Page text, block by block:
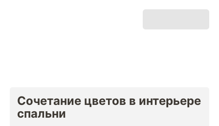
Сочетание цветов в интерьере
спальни